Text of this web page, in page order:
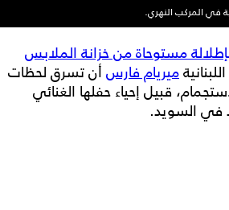
في المركب النهري.
مستوحاة من خزانة الملابس
ميريام فارس أن تسرق لحظات
قبيل إحياء حفلها الغنائي
في السويد.